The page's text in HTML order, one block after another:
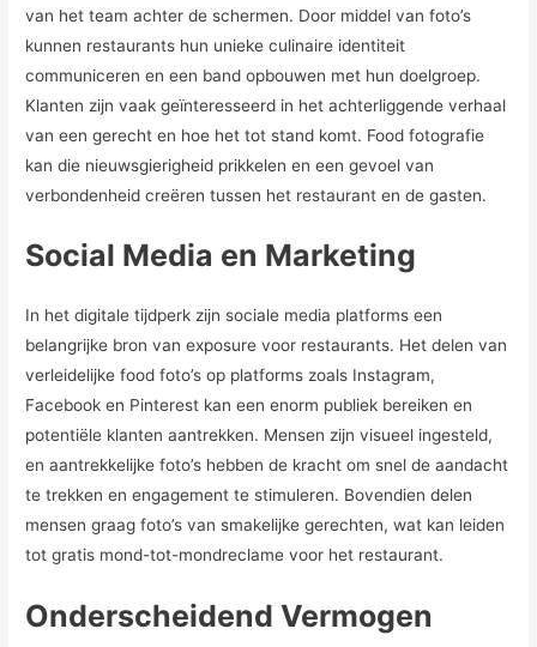
van het team achter de schermen. Door middel van foto’s
kunnen restaurants hun unieke culinaire identiteit
communiceren en een band opbouwen met hun doelgroep.
Klanten zijn vaak geïnteresseerd in het achterliggende verhaal
van een gerecht en hoe het tot stand komt. Food fotografie
kan die nieuwsgierigheid prikkelen en een gevoel van
verbondenheid creëren tussen het restaurant en de gasten.
Social Media en Marketing
In het digitale tijdperk zijn sociale media platforms een
belangrijke bron van exposure voor restaurants. Het delen van
verleidelijke food foto’s op platforms zoals Instagram,
Facebook en Pinterest kan een enorm publiek bereiken en
potentiële klanten aantrekken. Mensen zijn visueel ingesteld,
en aantrekkelijke foto’s hebben de kracht om snel de aandacht
te trekken en engagement te stimuleren. Bovendien delen
mensen graag foto’s van smakelijke gerechten, wat kan leiden
tot gratis mond-tot-mondreclame voor het restaurant.
Onderscheidend Vermogen